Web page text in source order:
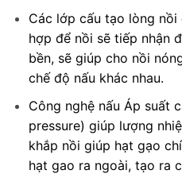
Các lớp cấu tạo lòng
hợp để nồi sẽ tiếp nhận
bền, sẽ giúp cho nồi
chế độ nấu khác nhau.
Công nghệ nấu Áp suất
pressure) giúp lượng
khắp nồi giúp hạt gạo
hạt gao ra ngoài, tạo ra